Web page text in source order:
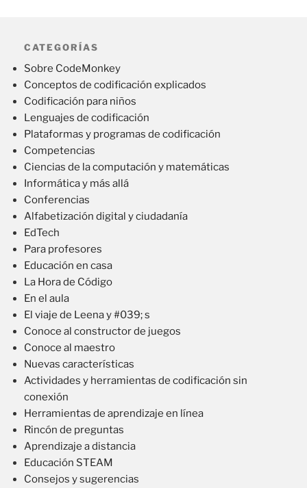
CATEGORÍAS
Sobre CodeMonkey
Conceptos de codificación explicados
Codificación para niños
Lenguajes de codificación
Plataformas y programas de codificación
Competencias
Ciencias de la computación y matemáticas
Informática y más allá
Conferencias
Alfabetización digital y ciudadanía
EdTech
Para profesores
Educación en casa
La Hora de Código
En el aula
El viaje de Leena y #039; s
Conoce al constructor de juegos
Conoce al maestro
Nuevas características
Actividades y herramientas de codificación sin
conexión
Herramientas de aprendizaje en línea
Rincón de preguntas
Aprendizaje a distancia
Educación STEAM
Consejos y sugerencias